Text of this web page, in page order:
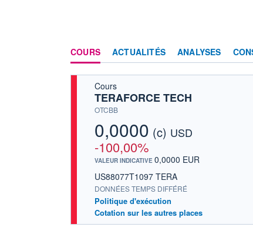
COURS ACTUALITÉS ANALYSES
Cours
TERAFORCE TECH
OTCBB
0,0000 (c) USD
-100,00%
VALEUR INDICATIVE 0,0000 EUR
US88077T1097 TERA
DONNÉES TEMPS DIFFÉRÉ
Politique d'exécution
Cotation sur les autres places